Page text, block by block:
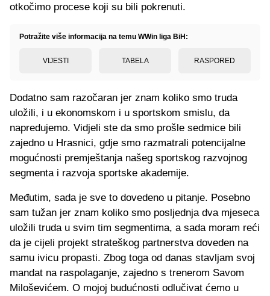
otkočimo procese koji su bili pokrenuti.
Potražite više informacija na temu WWin liga BiH:
VIJESTI TABELA RASPORED
Dodatno sam razočaran jer znam koliko smo truda
uložili, i u ekonomskom i u sportskom smislu, da
napredujemo. Vidjeli ste da smo prošle sedmice bili
zajedno u Hrasnici, gdje smo razmatrali potencijalne
mogućnosti premještanja našeg sportskog razvojnog
segmenta i razvoja sportske akademije.
Međutim, sada je sve to dovedeno u pitanje. Posebno
sam tužan jer znam koliko smo posljednja dva mjeseca
uložili truda u svim tim segmentima, a sada moram reći
da je cijeli projekt strateškog partnerstva doveden na
samu ivicu propasti. Zbog toga od danas stavljam svoj
mandat na raspolaganje, zajedno s trenerom Savom
Miloševićem. O mojoj budućnosti odlučivat ćemo u